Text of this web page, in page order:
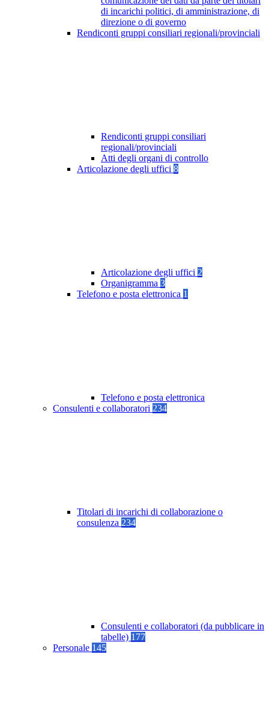
di incarichi politici, di amministrazione, di
direzione o di governo
Rendiconti gruppi consiliari regionali/provinciali
Rendiconti gruppi consiliari
regionali/provinciali
Atti degli organi di controllo
Articolazione degli uffici 8
Articolazione degli uffici 2
Organigramma 3
Telefono e posta elettronica 1
Telefono e posta elettronica
Consulenti e collaboratori 234
Titolari di incarichi di collaborazione o
consulenza 234
Consulenti e collaboratori (da pubblicare in
tabelle) 177
Personale 145